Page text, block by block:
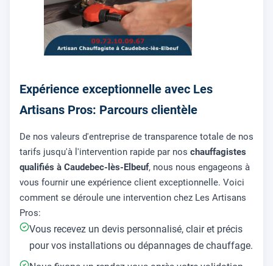
Expérience exceptionnelle avec Les
Artisans Pros: Parcours clientèle
De nos valeurs d'entreprise de transparence totale de nos
tarifs jusqu'à l'intervention rapide par nos chauffagistes
qualifiés à Caudebec-lès-Elbeuf, nous nous engageons à
vous fournir une expérience client exceptionnelle. Voici
comment se déroule une intervention chez Les Artisans
Pros:
Vous recevez un devis personnalisé, clair et précis
pour vos installations ou dépannages de chauffage.